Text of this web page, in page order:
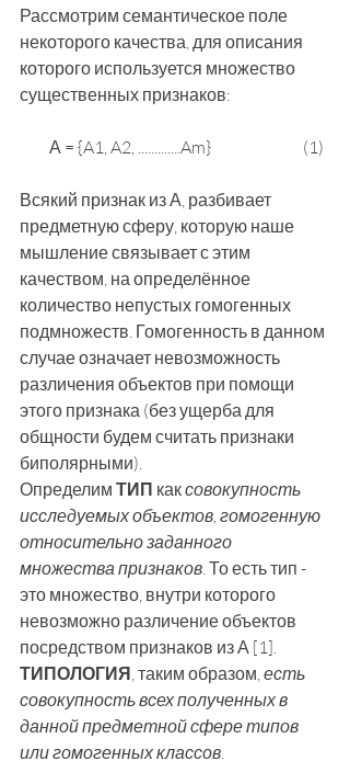
Рассмотрим семантическое поле
некоторого качества, для описания
которого используется множество
существенных признаков:
А = {A1, A2, .............Am}                            (1)
Всякий признак из А, разбивает
предметную сферу, которую наше
мышление связывает с этим
качеством, на определённое
количество непустых гомогенных
подмножеств. Гомогенность в данном
случае означает невозможность
различения объектов при помощи
этого признака (без ущерба для
общности будем считать признаки
биполярными).
Определим ТИП как совокупность
исследуемых объектов, гомогенную
относительно заданного
множества признаков. То есть тип -
это множество, внутри которого
невозможно различение объектов
посредством признаков из А [1].
ТИПОЛОГИЯ, таким образом, есть
совокупность всех полученных в
данной предметной сфере типов
или гомогенных классов.